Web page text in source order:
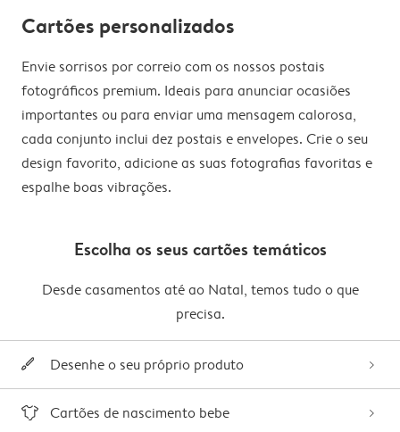
Cartões personalizados
Envie sorrisos por correio com os nossos postais
fotográficos premium. Ideais para anunciar ocasiões
importantes ou para enviar uma mensagem calorosa,
cada conjunto inclui dez postais e envelopes. Crie o seu
design favorito, adicione as suas fotografias favoritas e
espalhe boas vibrações.
Escolha os seus cartões temáticos
Desde casamentos até ao Natal, temos tudo o que
precisa.
Desenhe o seu próprio produto
Cartões de nascimento bebe